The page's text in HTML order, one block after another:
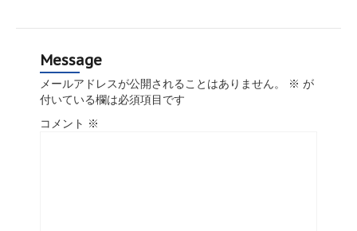
Message
メールアドレスが公開されることはありません。 ※ が
付いている欄は必須項目です
コメント ※